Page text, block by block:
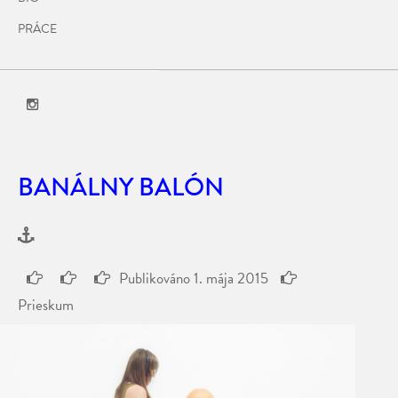
PRÁCE
BANÁLNY BALÓN
Publikováno1. mája 2015
Prieskum